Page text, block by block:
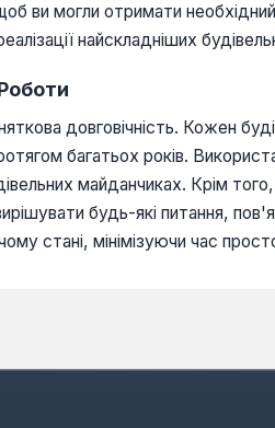
щоб ви могли отримати
найскладніших
довговічність. Кожен
багатьох років.
майданчиках. Крім
будь-які питання,
стані, мінімізуючи час